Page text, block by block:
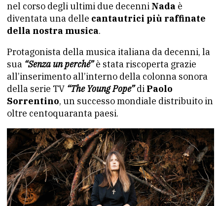
nel corso degli ultimi due decenni Nada è
diventata una delle cantautrici più raffinate
della nostra musica.
Protagonista della musica italiana da decenni, la
sua “Senza un perché”è stata riscoperta grazie
all’inserimento all’interno della colonna sonora
della serie TV “The Young Pope”di Paolo
Sorrentino, un successo mondiale distribuito in
oltre centoquaranta paesi.